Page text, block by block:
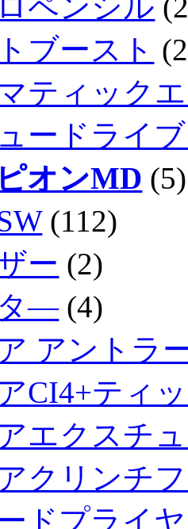
ペンシル
ブースト
ティック
ードライ
オンMD (5)
(112)
ー (2)
―(4)
アントラ
CI4+ティ
エクスチ
クリンチ
ドプライ